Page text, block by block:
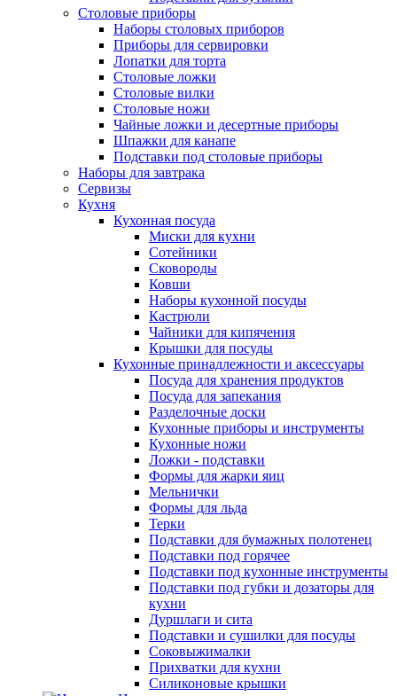
Столовые приборы
Наборы столовых приборов
Приборы для сервировки
Лопатки для торта
Столовые ложки
Столовые вилки
Столовые ножи
Чайные ложки и десертные приборы
Шпажки для канапе
Подставки под столовые приборы
Наборы для завтрака
Сервизы
Кухня
Кухонная посуда
Миски для кухни
Сотейники
Сковороды
Ковши
Наборы кухонной посуды
Кастрюли
Чайники для кипячения
Крышки для посуды
Кухонные принадлежности и аксессуары
Посуда для хранения продуктов
Посуда для запекания
Разделочные доски
Кухонные приборы и инструменты
Кухонные ножи
Ложки - подставки
Формы для жарки яиц
Мельнички
Формы для льда
Терки
Подставки для бумажных полотенец
Подставки под горячее
Подставки под кухонные инструменты
Подставки под губки и дозаторы для
кухни
Дуршлаги и сита
Подставки и сушилки для посуды
Соковыжималки
Прихватки для кухни
Силиконовые крышки